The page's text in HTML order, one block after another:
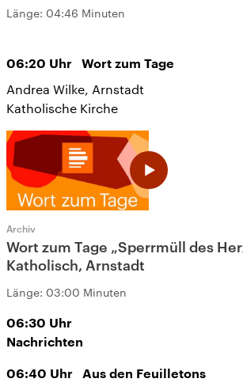
Länge: 04:46 Minuten
06:20 Uhr Wort zum Tage
Andrea Wilke, Arnstadt
Katholische Kirche
Archiv
Wort zum Tage „Sperrmüll des
Katholisch, Arnstadt
Länge: 03:00 Minuten
06:30 Uhr
Nachrichten
06:40 Uhr Aus den Feuilletons